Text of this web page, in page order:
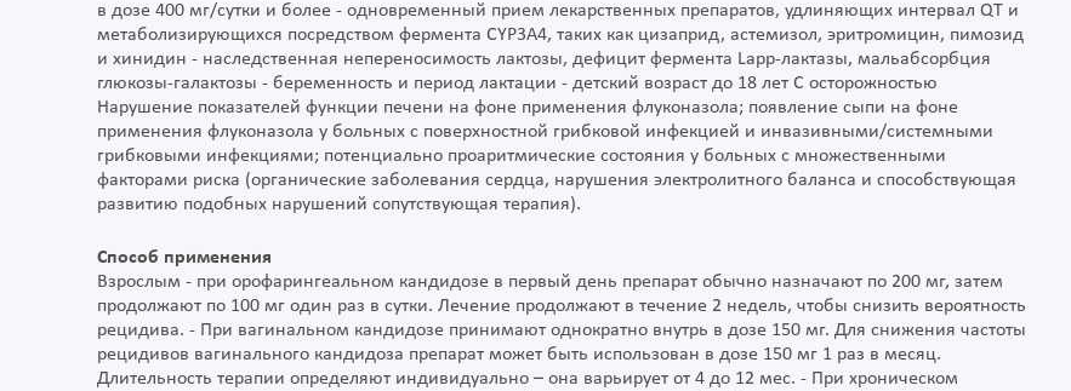
в дозе 400 мг/сутки и более - одновременный прием лекарственных препаратов, удлиняющих интервал QT и
метаболизирующихся посредством фермента CYP3A4, таких как цизаприд, астемизол, эритромицин, пимозид
и хинидин - наследственная непереносимость лактозы, дефицит фермента Lapp-лактазы, мальабсорбция
глюкозы-галактозы - беременность и период лактации - детский возраст до 18 лет С осторожностью
Нарушение показателей функции печени на фоне применения флуконазола; появление сыпи на фоне
применения флуконазола у больных с поверхностной грибковой инфекцией и инвазивными/системными
грибковыми инфекциями; потенциально проаритмические состояния у больных с множественными
факторами риска (органические заболевания сердца, нарушения электролитного баланса и способствующая
развитию подобных нарушений сопутствующая терапия).
Способ применения
Взрослым - при орофарингеальном кандидозе в первый день препарат обычно назначают по 200 мг, затем
продолжают по 100 мг один раз в сутки. Лечение продолжают в течение 2 недель, чтобы снизить вероятность
рецидива. - При вагинальном кандидозе принимают однократно внутрь в дозе 150 мг. Для снижения частоты
рецидивов вагинального кандидоза препарат может быть использован в дозе 150 мг 1 раз в месяц.
Длительность терапии определяют индивидуально – она варьирует от 4 до 12 мес. - При хроническом